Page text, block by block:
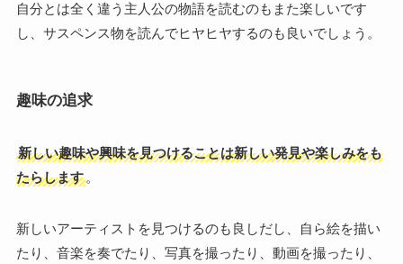
自分とは全く違う主人公の物語を読むのもまた楽しいです
し、サスペンス物を読んでヒヤヒヤするのも良いでしょう。
趣味の追求
新しい趣味や興味を見つけることは新しい発見や楽しみをも
たらします。
新しいアーティストを見つけるのも良しだし、自ら絵を描い
たり、音楽を奏でたり、写真を撮ったり、動画を撮ったり、